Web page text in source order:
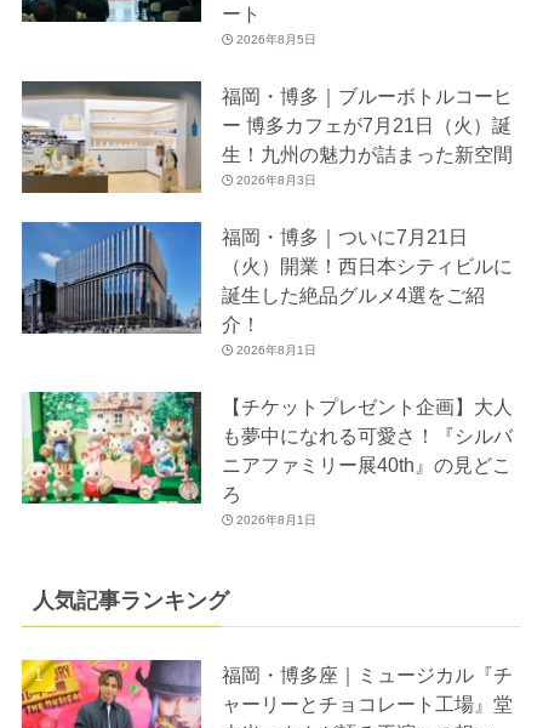
ート
2026年8月5日
福岡・博多｜ブルーボトルコーヒ
ー 博多カフェが7月21日（火）誕
生！九州の魅力が詰まった新空間
2026年8月3日
福岡・博多｜ついに7月21日
（火）開業！西日本シティビルに
誕生した絶品グルメ4選をご紹
介！
2026年8月1日
【チケットプレゼント企画】大人
も夢中になれる可愛さ！『シルバ
ニアファミリー展40th』の見どこ
ろ
2026年8月1日
人気記事ランキング
福岡・博多座｜ミュージカル『チ
ャーリーとチョコレート工場』堂